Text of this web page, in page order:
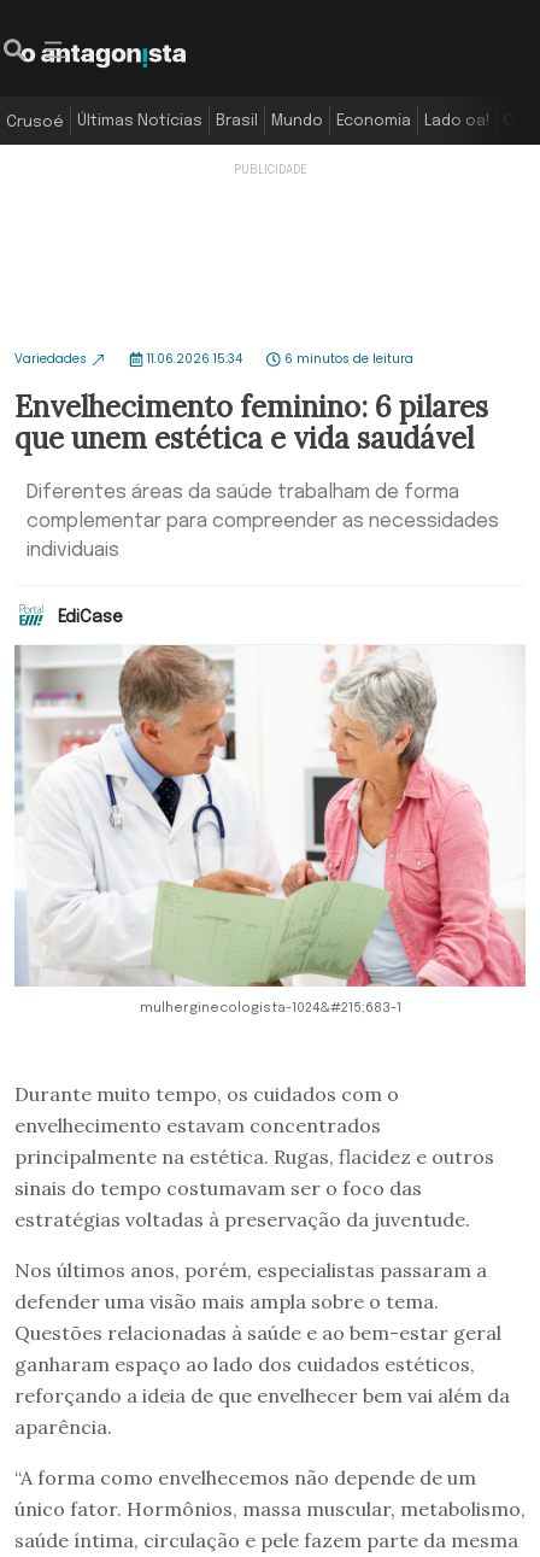
Crusoé Últimas Notícias Brasil Mundo Economia Lado oa!
Variedades 11.06.2026 15:34 6 minutos de leitura
Envelhecimento feminino: 6 pilares
que unem estética e vida saudável
Diferentes áreas da saúde trabalham de forma
complementar para compreender as necessidades
individuais
EdiCase
mulherginecologista-1024&#215;683-1
Durante muito tempo, os cuidados com o
envelhecimento estavam concentrados
principalmente na estética. Rugas, flacidez e outros
sinais do tempo costumavam ser o foco das
estratégias voltadas à preservação da juventude.
Nos últimos anos, porém, especialistas passaram a
defender uma visão mais ampla sobre o tema.
Questões relacionadas à saúde e ao bem-estar geral
ganharam espaço ao lado dos cuidados estéticos,
reforçando a ideia de que envelhecer bem vai além da
aparência.
“A forma como envelhecemos não depende de um
único fator. Hormônios, massa muscular, metabolismo,
saúde íntima, circulação e pele fazem parte da mesma